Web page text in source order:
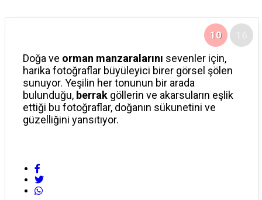
10
Doğa ve orman manzaralarını sevenler için,
harika fotoğraflar büyüleyici birer görsel şölen
sunuyor. Yeşilin her tonunun bir arada
bulunduğu, berrak göllerin ve akarsuların eşlik
ettiği bu fotoğraflar, doğanın sükunetini ve
güzelliğini yansıtıyor.